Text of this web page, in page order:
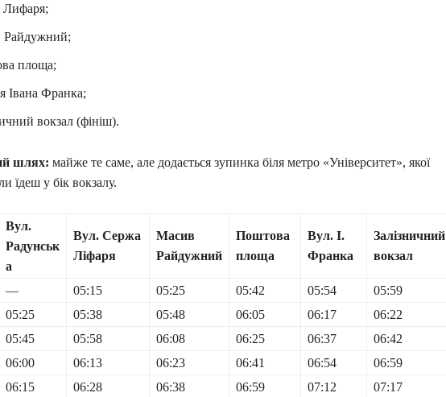
Райдужний;
площа;
Івана Франка;
вокзал (фініш).
шлях: майже те саме, але додається зупинка біля метро «Університет», якої
їдеш у бік вокзалу.
Вул.
Радунськ
а
Вул. Сержа
Ліфаря
Масив
Райдужний
Поштова
площа
Вул. І.
Франка
Залізничний
вокзал
— 05:15 05:25 05:42 05:54
05:59
05:25 05:38 05:48 06:05 06:17
06:22
05:45 05:58 06:08 06:25 06:37
06:42
06:00 06:13 06:23 06:41 06:54
06:59
06:15 06:28 06:38 06:59 07:12
07:17